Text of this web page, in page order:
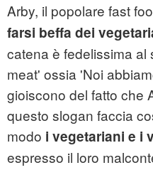
Arby, il popolare fast
farsi beffa dei
catena è fedelissima al
meat' ossia 'Noi
gioiscono del fatto che
questo slogan faccia
modo i vegetariani e i
espresso il loro